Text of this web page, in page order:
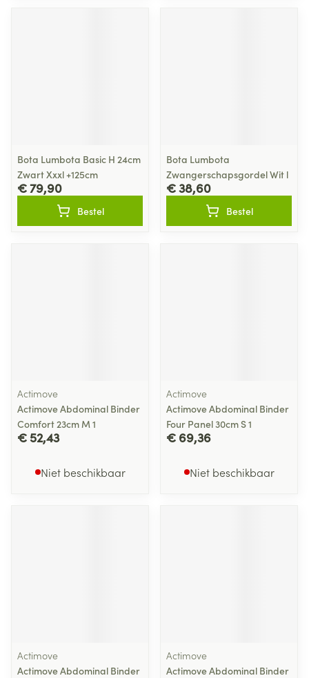
Bota Lumbota Basic H 24cm
Zwart Xxxl +125cm
€ 79,90
Bestel
Bota Lumbota
Zwangerschapsgordel Wit l
€ 38,60
Bestel
Actimove
Actimove Abdominal Binder
Comfort 23cm M 1
€ 52,43
Niet beschikbaar
Actimove
Actimove Abdominal Binder
Four Panel 30cm S 1
€ 69,36
Niet beschikbaar
Actimove
Actimove Abdominal Binder
Actimove
Actimove Abdominal Binder